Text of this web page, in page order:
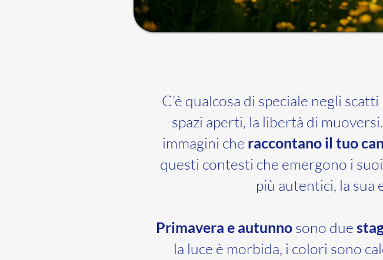
C’è qualcosa di speciale negli
spazi aperti, la libertà di
immagini che raccontano il tuo
questi contesti che emergono i
più autentici, la sua
Primavera e autunnosono due
la luce è morbida, i colori sono